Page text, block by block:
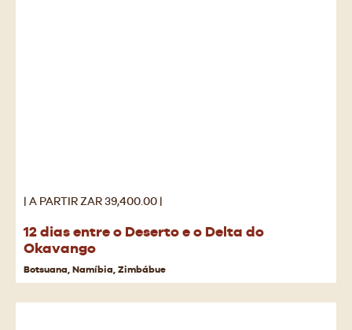
| A PARTIR ZAR 39,400.00 |
12 dias entre o Deserto e o Delta do
Okavango
Botsuana, Namíbia, Zimbábue